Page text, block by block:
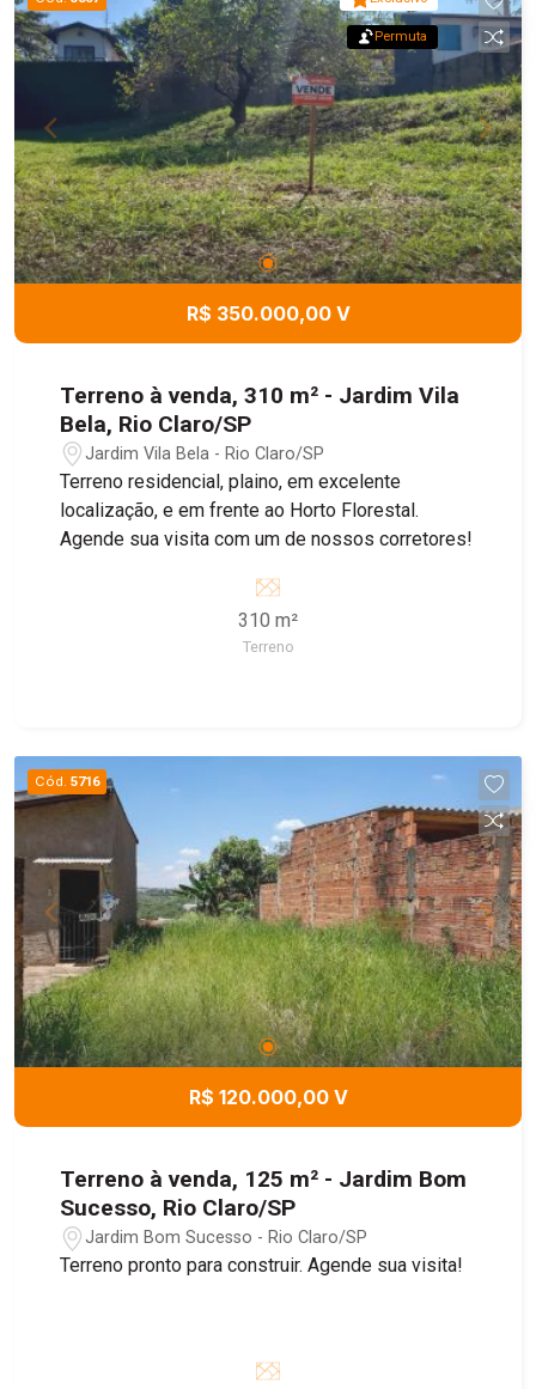
Permuta
R$ 350.000,00 V
Terreno à venda, 310 m² - Jardim Vila
Bela, Rio Claro/SP
Jardim Vila Bela - Rio Claro/SP
Terreno residencial, plaino, em excelente
localização, e em frente ao Horto Florestal.
Agende sua visita com um de nossos corretores!
310 m²
Terreno
Cód. 5716
R$ 120.000,00 V
Terreno à venda, 125 m² - Jardim Bom
Sucesso, Rio Claro/SP
Jardim Bom Sucesso - Rio Claro/SP
Terreno pronto para construir. Agende sua visita!